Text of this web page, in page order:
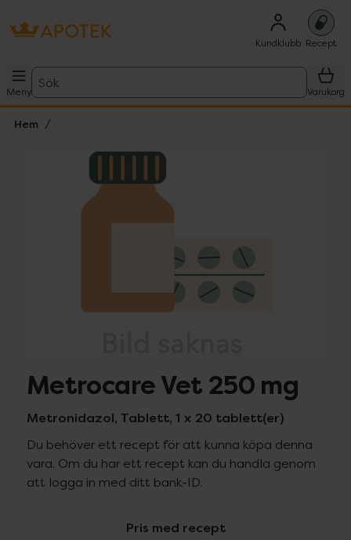
Kundklubb Recept
Meny
Sök
Varukorg
Hem
Lista: . Innehåller 1 objekt.
Metrocare Vet 250 mg
Metronidazol, Tablett, 1 x 20 tablett(er)
Du behöver ett recept för att kunna köpa denna
vara. Om du har ett recept kan du handla genom
att logga in med ditt bank-ID.
Pris med recept